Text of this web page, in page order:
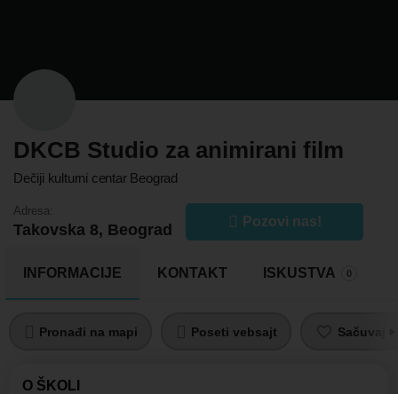
DKCB Studio za animirani film
Dečiji kulturni centar Beograd
Adresa:
Takovska 8, Beograd Pozovi nas!
INFORMACIJE KONTAKT ISKUSTVA 0
Pronađi na mapi Poseti vebsajt Sačuvaj
O ŠKOLI